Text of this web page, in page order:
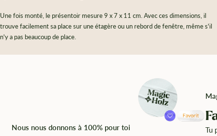
Une fois monté, le présentoir mesure 9 x 7 x 11 cm. Avec ces dimensions, il
trouve facilement sa place sur une étagère ou un rebord de fenêtre, même s'il
n'y a pas beaucoup de place.
Nous nous donnons à 100% pour toi
Tu